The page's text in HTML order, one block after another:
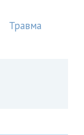
Травма